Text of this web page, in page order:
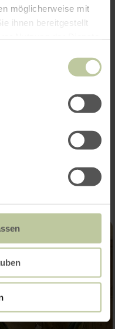
möglicherweise mit
ihnen bereitgestellt